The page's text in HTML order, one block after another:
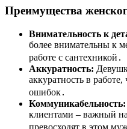
Преимущества
Внимательность к
более внимательны к
работе с сантехникой․
Аккуратность:
аккуратность в
ошибок․
Коммуникабельность:
клиентами – важный
превосходят в этом